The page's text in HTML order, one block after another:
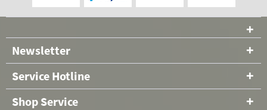
Newsletter
Service Hotline
Shop Service